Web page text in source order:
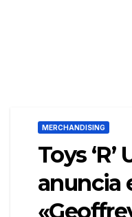
MERCHANDISING
Toys ‘R’
anuncia